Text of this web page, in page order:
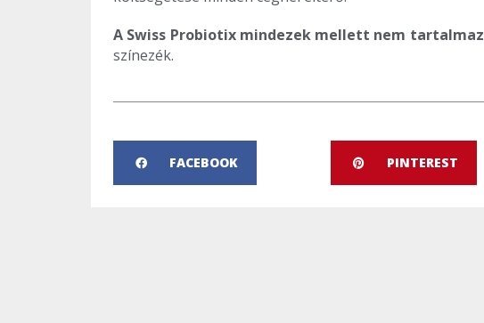
A Swiss Probiotix mindezek mellett nem tartalmaz
színezék.
FACEBOOK PINTEREST